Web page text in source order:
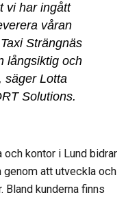
vi har ingått
våran
Strängnäs
långsiktig och
säger Lotta
Solutions.
och kontor i Lund bidrar
att utveckla och
Bland kunderna finns